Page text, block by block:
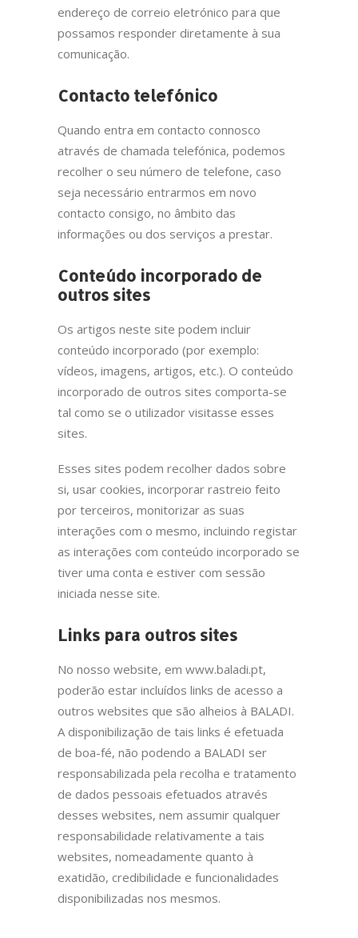
endereço de correio eletrónico para que
possamos responder diretamente à sua
comunicação.
Contacto telefónico
Quando entra em contacto connosco
através de chamada telefónica, podemos
recolher o seu número de telefone, caso
seja necessário entrarmos em novo
contacto consigo, no âmbito das
informações ou dos serviços a prestar.
Conteúdo incorporado de
outros sites
Os artigos neste site podem incluir
conteúdo incorporado (por exemplo:
vídeos, imagens, artigos, etc.). O conteúdo
incorporado de outros sites comporta-se
tal como se o utilizador visitasse esses
sites.
Esses sites podem recolher dados sobre
si, usar cookies, incorporar rastreio feito
por terceiros, monitorizar as suas
interações com o mesmo, incluindo registar
as interações com conteúdo incorporado se
tiver uma conta e estiver com sessão
iniciada nesse site.
Links para outros sites
No nosso website, em www.baladi.pt,
poderão estar incluídos links de acesso a
outros websites que são alheios à BALADI.
A disponibilização de tais links é efetuada
de boa-fé, não podendo a BALADI ser
responsabilizada pela recolha e tratamento
de dados pessoais efetuados através
desses websites, nem assumir qualquer
responsabilidade relativamente a tais
websites, nomeadamente quanto à
exatidão, credibilidade e funcionalidades
disponibilizadas nos mesmos.